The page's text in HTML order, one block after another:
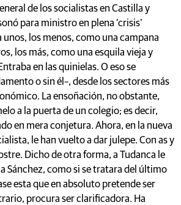
de los socialistas en Castilla y
para ministro en plena ‘crisis’
los menos, como una campana
los más, como una esquila vieja y
en las quinielas. O eso se
o sin él–, desde los sectores más
La ensoñación, no obstante,
a la puerta de un colegio; es decir,
en mera conjetura. Ahora, en la nueva
le han vuelto a dar julepe. Con as y
Dicho de otra forma, a Tudanca le
Sánchez, como si se tratara del último
esta que en absoluto pretende ser
procura ser clarificadora. Ha